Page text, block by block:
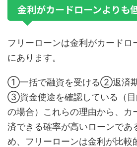
金利がカードローンよりも
フリーローンは金利がカードロ
にあります。
①一括で融資を受ける②返済期
③資金使途を確認している（目
の場合）これらの理由から、カ
済できる確率が高いローンであ
め、フリーローンは金利が比較